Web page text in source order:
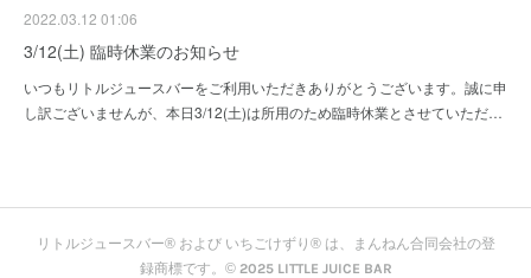
2022.03.12 01:06
3/12(土) 臨時休業のお知らせ
いつもリトルジュースバーをご利用いただきありがとうございます。誠に申
し訳ございませんが、本日3/12(土)は所用のため臨時休業とさせていただ…
リトルジュースバー® および いちごけずり® は、まんねん合同会社の登
録商標です。© 2025 LITTLE JUICE BAR